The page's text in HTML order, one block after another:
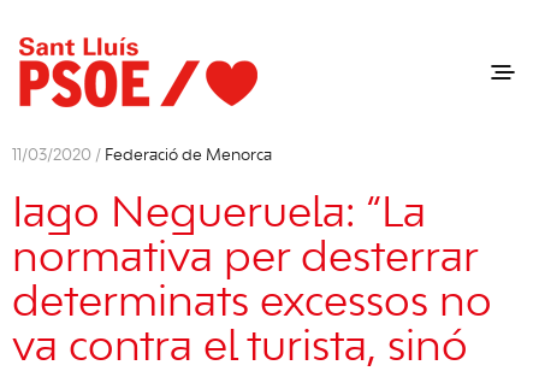
11/03/2020 / Federació de Menorca
Iago Negueruela: “La
normativa per desterrar
determinats excessos no
va contra el turista, sinó